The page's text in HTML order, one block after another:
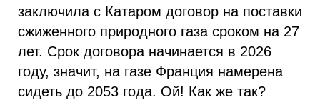
заключила с Катаром договор на поставки
сжиженного природного газа сроком на 27
лет. Срок договора начинается в 2026
году, значит, на газе Франция намерена
сидеть до 2053 года. Ой! Как же так?